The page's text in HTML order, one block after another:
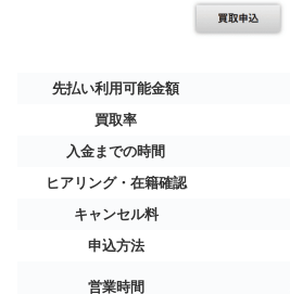
先払い利用可能金額
買取率
入金までの時間
ヒアリング・在籍確認
キャンセル料
申込方法
営業時間